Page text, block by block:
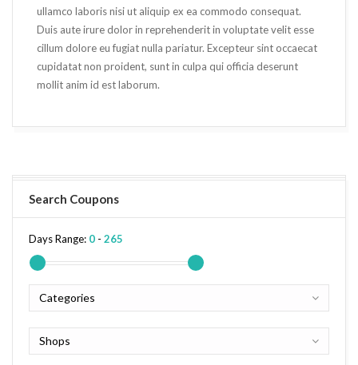
ullamco laboris nisi ut aliquip ex ea commodo consequat.
Duis aute irure dolor in reprehenderit in voluptate velit esse
cillum dolore eu fugiat nulla pariatur. Excepteur sint occaecat
cupidatat non proident, sunt in culpa qui officia deserunt
mollit anim id est laborum.
Search Coupons
Days Range: 0 - 265
Categories
Shops